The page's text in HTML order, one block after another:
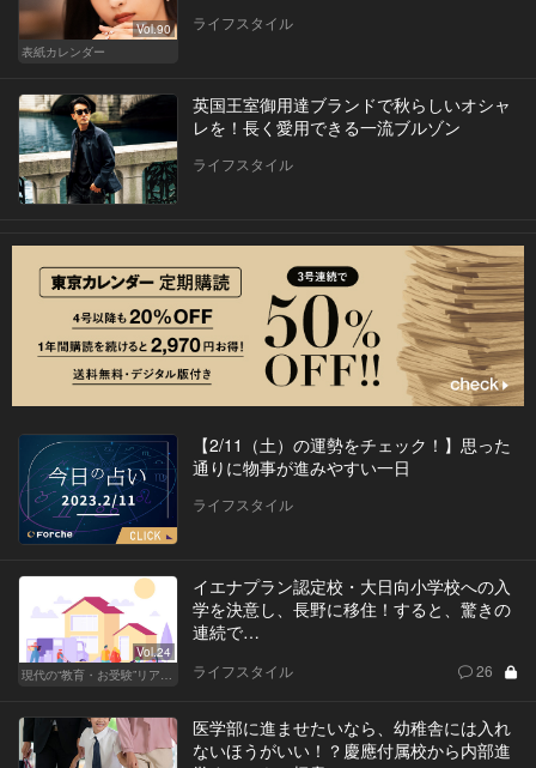
Vol.90
表紙カレンダー
ライフスタイル
英国王室御用達ブランドで秋らしいオシャ
レを！長く愛用できる一流ブルゾン
ライフスタイル
【2/11（土）の運勢をチェック！】思った
通りに物事が進みやすい一日
ライフスタイル
Vol.24
現代の“教育・お受験”リアルドキュメント
イエナプラン認定校・大日向小学校への入
学を決意し、長野に移住！すると、驚きの
連続で…
ライフスタイル 26
医学部に進ませたいなら、幼稚舎には入れ
ないほうがいい！？慶應付属校から内部進